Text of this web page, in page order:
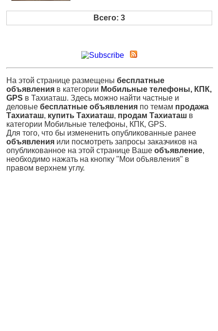
Всего: 3
На этой странице размещены бесплатные
объявления в категории Мобильные телефоны, КПК,
GPS в Тахиаташ. Здесь можно найти частные и
деловые бесплатные объявления по темам продажа
Тахиаташ, купить Тахиаташ, продам Тахиаташ в
категории Мобильные телефоны, КПК, GPS.
Для того, что бы измененить опубликованные ранее
объявления или посмотреть запросы заказчиков на
опубликованное на этой странице Ваше объявление,
необходимо нажать на кнопку "Мои объявления" в
правом верхнем углу.